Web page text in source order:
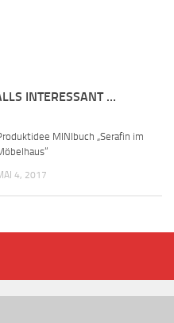
INTERESSANT …
MINIbuch „Serafin im
4, 2017